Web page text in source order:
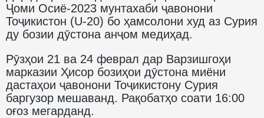
Ҷоми Осиё-2023 мунтахаби ҷавонони
Тоҷикистон (U-20) бо ҳамсолони худ аз Сурия
ду бозии дӯстона анҷом медиҳад.
Рӯзҳои 21 ва 24 феврал дар Варзишгоҳи
марказии Ҳисор бозиҳои дӯстона миёни
дастаҳои ҷавонони Тоҷикистону Сурия
баргузор мешаванд. Рақобатҳо соати 16:00
оғоз мегарданд.